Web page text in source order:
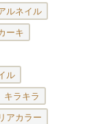
ルネイル
ーキ
ル
キラキラ
アカラー